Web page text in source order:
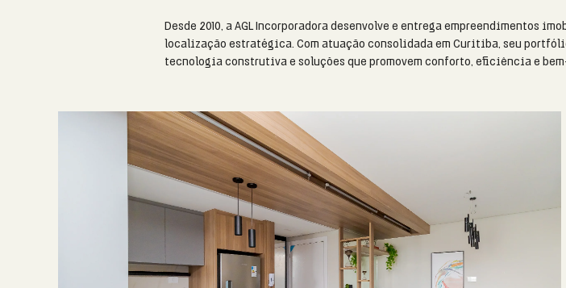
Desde 2010, a AGL Incorporadora desenvolve e entrega empreendimentos
localização estratégica. Com atuação consolidada em Curitiba, seu
tecnologia construtiva e soluções que promovem conforto, eficiência e